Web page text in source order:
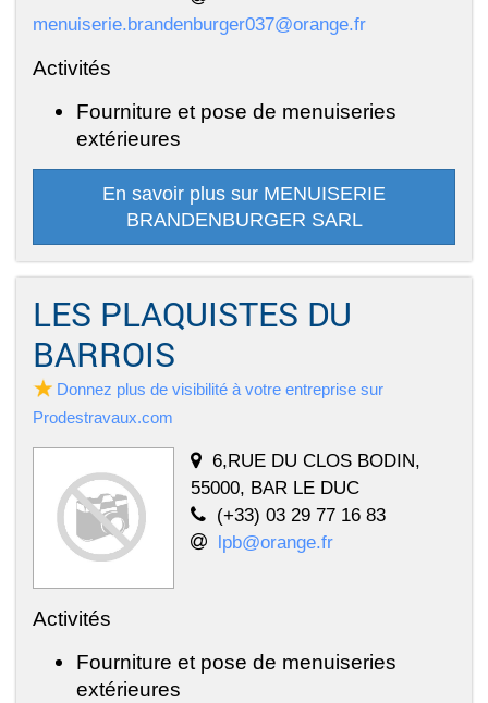
menuiserie.brandenburger037@orange.fr
Activités
Fourniture et pose de menuiseries
extérieures
En savoir plus sur MENUISERIE
BRANDENBURGER SARL
LES PLAQUISTES DU
BARROIS
Donnez plus de visibilité à votre entreprise sur
Prodestravaux.com
6,RUE DU CLOS BODIN,
55000, BAR LE DUC
(+33) 03 29 77 16 83
lpb@orange.fr
Activités
Fourniture et pose de menuiseries
extérieures